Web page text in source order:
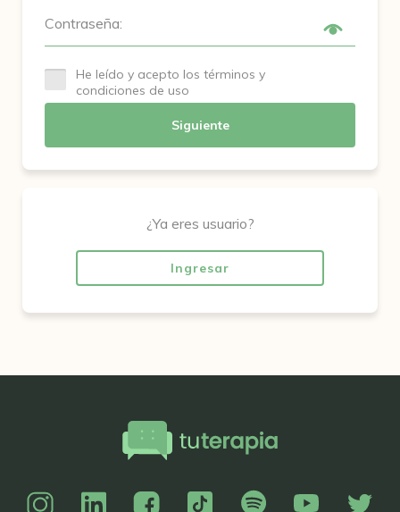
Contraseña:
He leído y acepto los términos y
condiciones de uso
Siguiente
¿Ya eres usuario?
Ingresar